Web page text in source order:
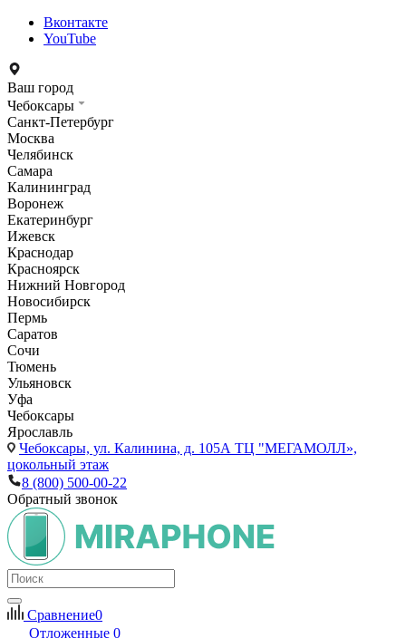
Вконтакте
YouTube
Ваш город
Чебоксары
Санкт-Петербург
Москва
Челябинск
Самара
Калининград
Воронеж
Екатеринбург
Ижевск
Краснодар
Красноярск
Нижний Новгород
Новосибирск
Пермь
Саратов
Сочи
Тюмень
Ульяновск
Уфа
Чебоксары
Ярославль
Чебоксары, ул. Калинина, д. 105А ТЦ "МЕГАМОЛЛ»,
цокольный этаж
8 (800) 500-00-22
Обратный звонок
Сравнение0
Отложенные 0